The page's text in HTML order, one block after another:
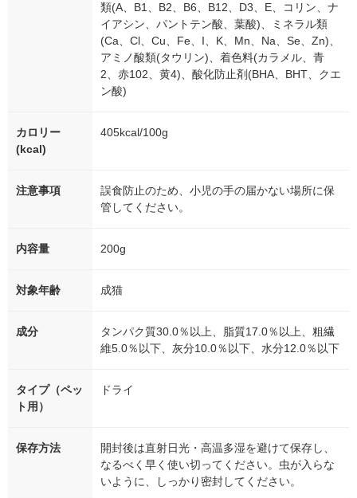
類(A、B1、B2、B6、B12、D3、E、コリン、ナ
イアシン、パントテン酸、葉酸)、ミネラル類
(Ca、Cl、Cu、Fe、I、K、Mn、Na、Se、Zn)、
アミノ酸類(タウリン)、着色料(カラメル、青
2、赤102、黄4)、酸化防止剤(BHA、BHT、クエ
ン酸)
カロリー
(kcal)
405kcal/100g
注意事項
誤食防止のため、小児の手の届かない場所に保
管してください。
内容量 200g
対象年齢 成猫
成分
タンパク質30.0％以上、脂質17.0％以上、粗繊
維5.0％以下、灰分10.0％以下、水分12.0％以下
タイプ（ペッ
ト用）
ドライ
保存方法
開封後は直射日光・高温多湿を避けて保存し、
なるべく早く使い切ってください。虫が入らな
いように、しっかり密封してください。